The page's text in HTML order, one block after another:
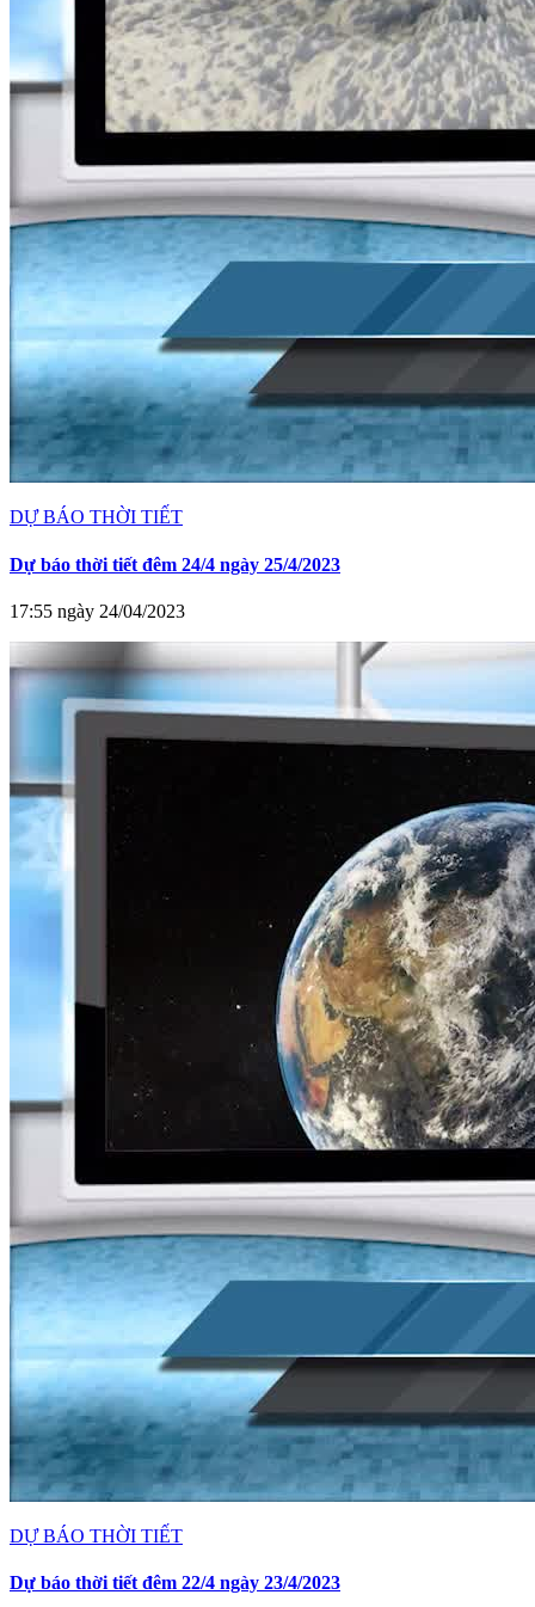
DỰ BÁO THỜI TIẾT
Dự báo thời tiết đêm 24/4 ngày 25/4/2023
17:55 ngày 24/04/2023
DỰ BÁO THỜI TIẾT
Dự báo thời tiết đêm 22/4 ngày 23/4/2023